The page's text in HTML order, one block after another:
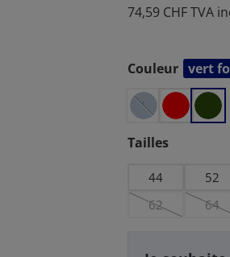
74,59 CHF TVA
Sélectionnez
Couleur vert
l
u
'
c
Sélectionnez
Tailles
44 52
62
(Cette option
64